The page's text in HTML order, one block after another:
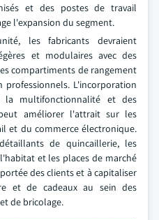
et des postes de travail
l'expansion du segment.
les fabricants devraient
et modulaires avec des
compartiments de rangement
L'incorporation
multifonctionnalité et des
améliorer l'attrait sur les
et du commerce électronique.
de quincaillerie, les
et les places de marché
des clients et à capitaliser
et de cadeaux au sein des
de bricolage.